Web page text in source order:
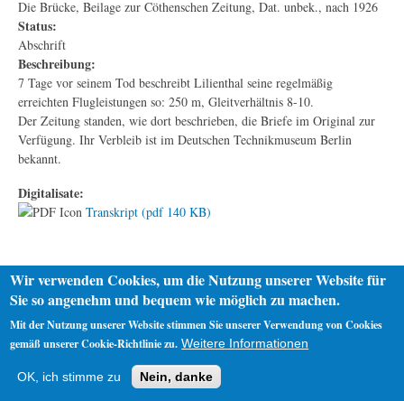
Die Brücke, Beilage zur Cöthenschen Zeitung, Dat. unbek., nach 1926
Status:
Abschrift
Beschreibung:
7 Tage vor seinem Tod beschreibt Lilienthal seine regelmäßig
erreichten Flugleistungen so: 250 m, Gleitverhältnis 8-10.
Der Zeitung standen, wie dort beschrieben, die Briefe im Original zur
Verfügung. Ihr Verbleib ist im Deutschen Technikmuseum Berlin
bekannt.
Digitalisate:
Transkript (pdf 140 KB)
Impressum
Wir verwenden Cookies, um die Nutzung unserer Website für
Sie so angenehm und bequem wie möglich zu machen.
Mit der Nutzung unserer Website stimmen Sie unserer Verwendung von Cookies
gemäß unserer Cookie-Richtlinie zu. Weitere Informationen
OK, ich stimme zu Nein, danke